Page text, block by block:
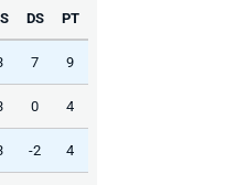
Elite Firm
Kids
DS PT
7 9
0 4
-2 4